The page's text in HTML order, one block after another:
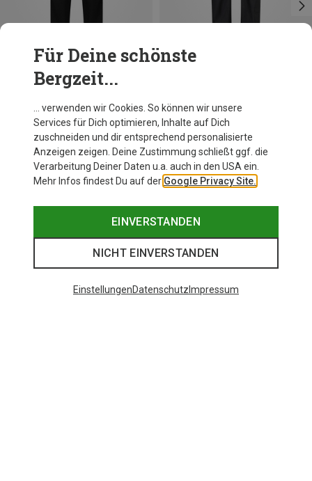
Du sparst 24%
Für Deine schönste
Bergzeit...
… verwenden wir Cookies. So können wir unsere
Services für Dich optimieren, Inhalte auf Dich
zuschneiden und dir entsprechend personalisierte
Anzeigen zeigen. Deine Zustimmung schließt ggf. die
Verarbeitung Deiner Daten u.a. auch in den USA ein.
Mehr Infos findest Du auf der Google Privacy Site.
EINVERSTANDEN
NICHT EINVERSTANDEN
EinstellungenDatenschutz Impressum